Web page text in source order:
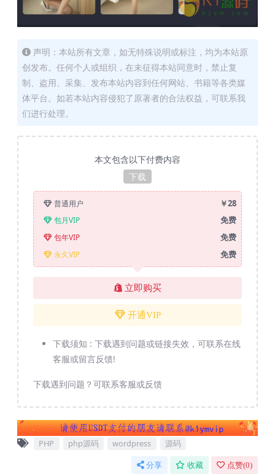
声明：本站所有文章，如无特殊说明或标注，均为本站原
创发布。任何个人或组织，在未征得本站同意时，禁止复
制、盗用、采集、发布本站内容到任何网站、书籍等各类媒
体平台。如若本站内容侵犯了原著者的合法权益，可联系我
们进行处理。
本文包含以下付费内容
下载
普通用户 ￥28
包月VIP 免费
包年VIP 免费
永久VIP 免费
立即购买
开通VIP
下载须知 : 下载遇到问题或链接失效，可联系在线
客服或留言反馈!
下载遇到问题？可联系客服或反馈
PHP php源码 wordpress 源码
分享 收藏 点赞(0)